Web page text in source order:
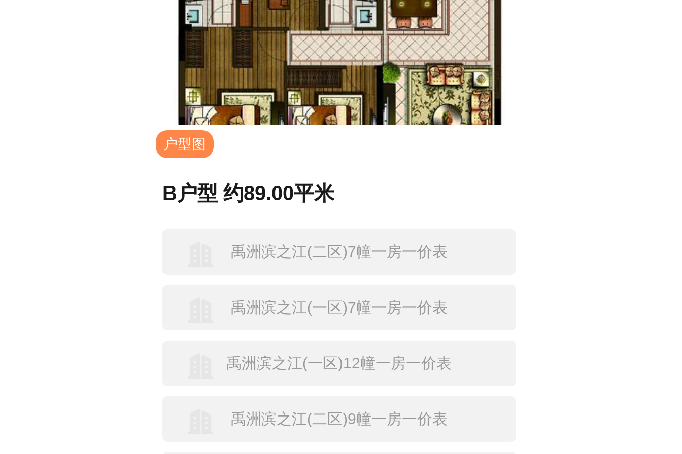
户型图
B户型 约89.00平米
禹洲滨之江(二区)7幢一房一价表
禹洲滨之江(一区)7幢一房一价表
禹洲滨之江(一区)12幢一房一价表
禹洲滨之江(二区)9幢一房一价表